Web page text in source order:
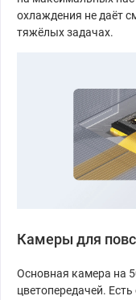
охлаждения не даёт
тяжёлых задачах.
Камеры для
Основная камера на
цветопередачей.